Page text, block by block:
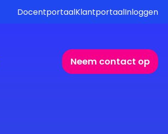
DocentportaalKlantportaalInloggen
Neem contact op